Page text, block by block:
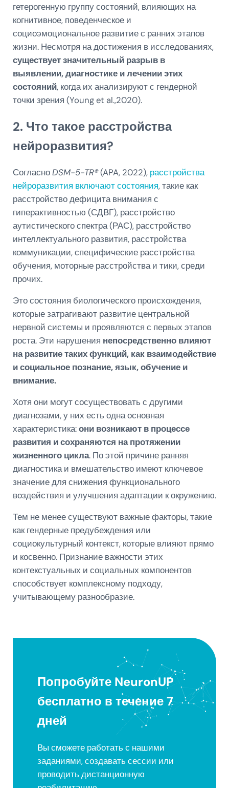
гетерогенную группу состояний, влияющих на
когнитивное, поведенческое и
социоэмоциональное развитие с ранних этапов
жизни. Несмотря на достижения в исследованиях,
существует значительный разрыв в
выявлении, диагностике и лечении этих
состояний, когда их анализируют с гендерной
точки зрения (Young et al.,2020).
2. Что такое расстройства
нейроразвития?
СогласноDSM-5-TR®(APA, 2022), расстройства
нейроразвития включают состояния, такие как
расстройство дефицита внимания с
гиперактивностью (СДВГ), расстройство
аутистического спектра (РАС), расстройство
интеллектуального развития, расстройства
коммуникации, специфические расстройства
обучения, моторные расстройства и тики, среди
прочих.
Это состояния биологического происхождения,
которые затрагивают развитие центральной
нервной системы и проявляются с первых этапов
роста. Эти нарушения непосредственно влияют
на развитие таких функций, как взаимодействие
и социальное познание, язык, обучение и
внимание.
Хотя они могут сосуществовать с другими
диагнозами, у них есть одна основная
характеристика:они возникают в процессе
развития и сохраняются на протяжении
жизненного цикла. По этой причине ранняя
диагностика и вмешательство имеют ключевое
значение для снижения функционального
воздействия и улучшения адаптации к окружению.
Тем не менее существуют важные факторы, такие
как гендерные предубеждения или
социокультурный контекст, которые влияют прямо
и косвенно. Признание важности этих
контекстуальных и социальных компонентов
способствует комплексному подходу,
учитывающему разнообразие.
Попробуйте NeuronUP
бесплатно в течение 7
дней
Вы сможете работать с нашими
заданиями, создавать сессии или
проводить дистанционную